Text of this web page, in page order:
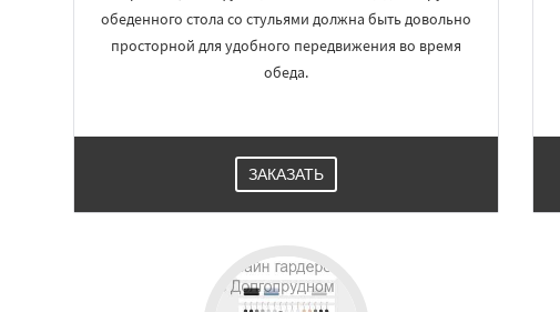
обеденного стола со стульями должна быть довольно
просторной для удобного передвижения во время
обеда.
ЗАКАЗАТЬ